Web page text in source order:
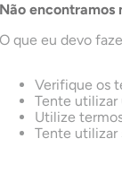
Não encontramos
O que eu devo
Verifique os
Tente utilizar
Utilize
Tente utilizar